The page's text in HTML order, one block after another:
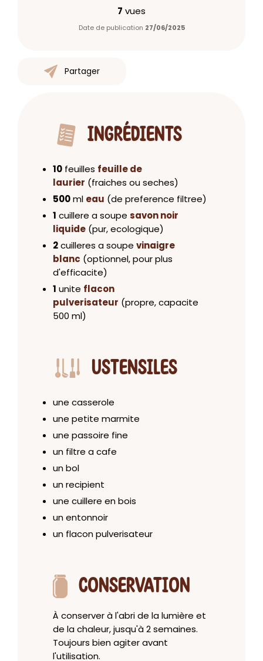
7 vues
Date de publication 27/06/2025
Partager
INGRÉDIENTS
10 feuilles feuille de
laurier (fraiches ou seches)
500ml eau (de preference filtree)
1 cuillere a soupe savon noir
liquide (pur, ecologique)
2cuilleres a soupe vinaigre
blanc (optionnel, pour plus
d'efficacite)
1 unite flacon
pulverisateur (propre, capacite
500 ml)
USTENSILES
une casserole
une petite marmite
une passoire fine
un filtre a cafe
un bol
un recipient
une cuillere en bois
un entonnoir
un flacon pulverisateur
CONSERVATION
À conserver à l'abri de la lumière et
de la chaleur, jusqu'à 2 semaines.
Toujours bien agiter avant
l'utilisation.